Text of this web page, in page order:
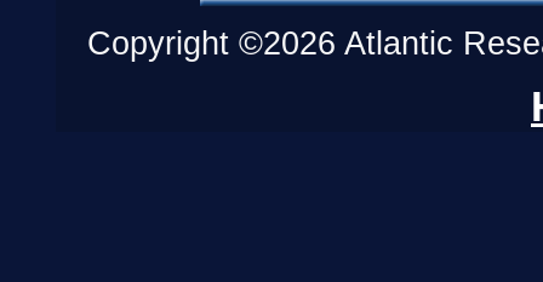
Copyright ©2026 Atlantic